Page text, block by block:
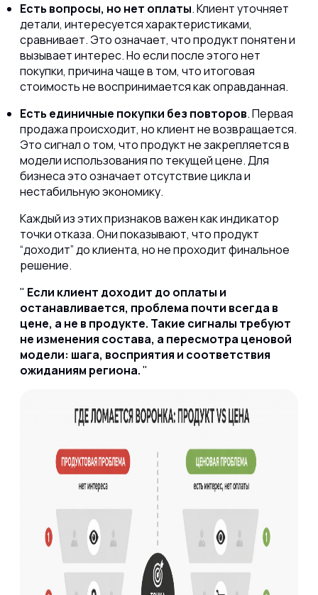
Есть вопросы, но нет оплаты. Клиент уточняет
детали, интересуется характеристиками,
сравнивает. Это означает, что продукт понятен и
вызывает интерес. Но если после этого нет
покупки, причина чаще в том, что итоговая
стоимость не воспринимается как оправданная.
Есть единичные покупки без повторов. Первая
продажа происходит, но клиент не возвращается.
Это сигнал о том, что продукт не закрепляется в
модели использования по текущей цене. Для
бизнеса это означает отсутствие цикла и
нестабильную экономику.
Каждый из этих признаков важен как индикатор
точки отказа. Они показывают, что продукт
“доходит” до клиента, но не проходит финальное
решение.
Если клиент доходит до оплаты и
останавливается, проблема почти всегда в
цене, а не в продукте. Такие сигналы требуют
не изменения состава, а пересмотра ценовой
модели: шага, восприятия и соответствия
ожиданиям региона.